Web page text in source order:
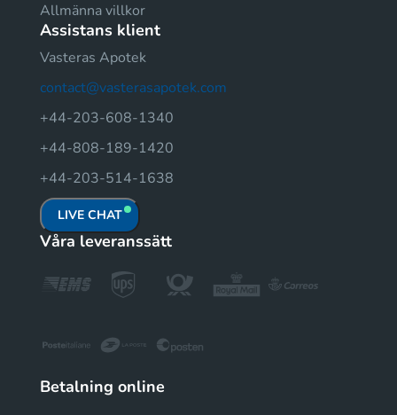
Allmänna villkor
Assistans klient
Vasteras Apotek
contact@vasterasapotek.com
+44-203-608-1340
+44-808-189-1420
+44-203-514-1638
LIVE CHAT
Våra leveranssätt
Betalning online